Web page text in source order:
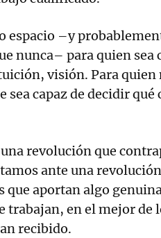
espacio –y
nunca– para quien sea
visión. Para quien
capaz de decidir qué
revolución que
ante una
que aportan algo
trabajan, en el mejor de
recibido.